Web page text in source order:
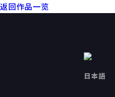
返回作品一览
日本語